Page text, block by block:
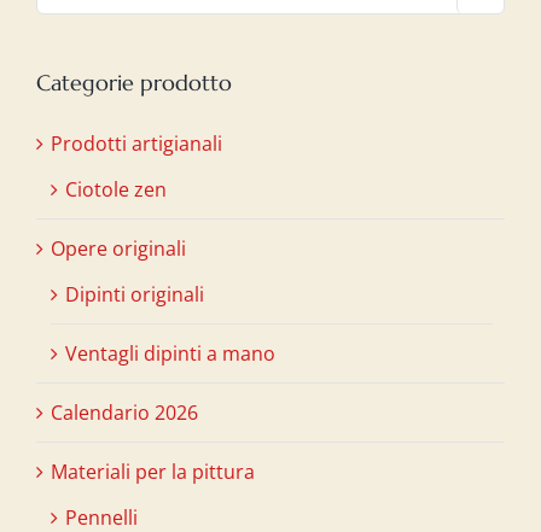
Categorie prodotto
Prodotti artigianali
Ciotole zen
Opere originali
Dipinti originali
Ventagli dipinti a mano
Calendario 2026
Materiali per la pittura
Pennelli